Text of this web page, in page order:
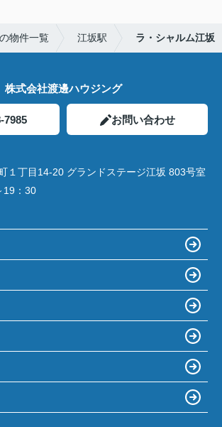
物件一覧 江坂駅 ラ・シャルム江坂
株式会社渡邊ハウジング
7985 お問い合わせ
１丁目14‐20 グランドステージ江坂 803号室
19：30